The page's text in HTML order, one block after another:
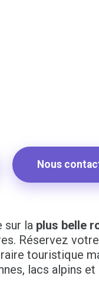
Nous
sur la plus belle
Réservez votre
touristique
lacs alpins